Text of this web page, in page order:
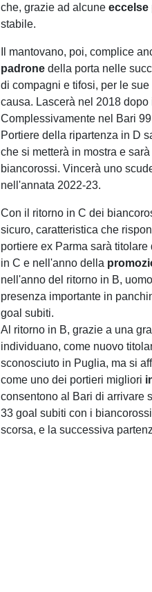
che, grazie ad alcuneeccelse
stabile.
Il mantovano, poi, complice
padrone della porta nelle
di compagni e tifosi, per le
causa. Lascerà nel 2018
Complessivamente nel Bari
Portiere della ripartenza in D
che si metterà in mostra e
biancorossi. Vincerà uno
nell'annata 2022-23.
Con il ritorno in C dei
sicuro, caratteristica che
portiere ex Parma sarà
in C e nell'anno della
nell'anno del ritorno in B,
presenza importante in
goal subiti.
Al ritorno in B, grazie a una
individuano, come nuovo
sconosciuto in Puglia, ma si
come uno dei portieri migliori
consentono al Bari di arrivare
33 goal subiti con i
scorsa, e la successiva